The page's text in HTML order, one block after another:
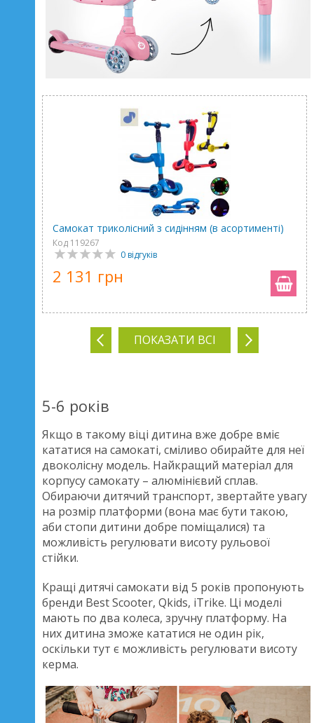
Самокат триколісний з сидінням (в асортименті)
Код 119267
0 відгуків
2 131 грн
ПОКАЗАТИ ВСІ
5-6 років
Якщо в такому віці дитина вже добре вміє
кататися на самокаті, сміливо обирайте для неї
двоколісну модель. Найкращий матеріал для
корпусу самокату – алюмінієвий сплав.
Обираючи дитячий транспорт, звертайте увагу
на розмір платформи (вона має бути такою,
аби стопи дитини добре поміщалися) та
можливість регулювати висоту рульової
стійки.
Кращі дитячі самокати від 5 років пропонують
бренди Best Scooter, Qkids, iTrike. Ці моделі
мають по два колеса, зручну платформу. На
них дитина зможе кататися не один рік,
оскільки тут є можливість регулювати висоту
керма.